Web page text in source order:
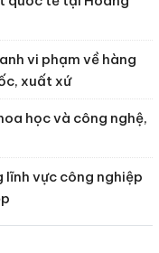
vi phạm về hàng
xuất xứ
học và công nghệ,
lĩnh vực công nghiệp